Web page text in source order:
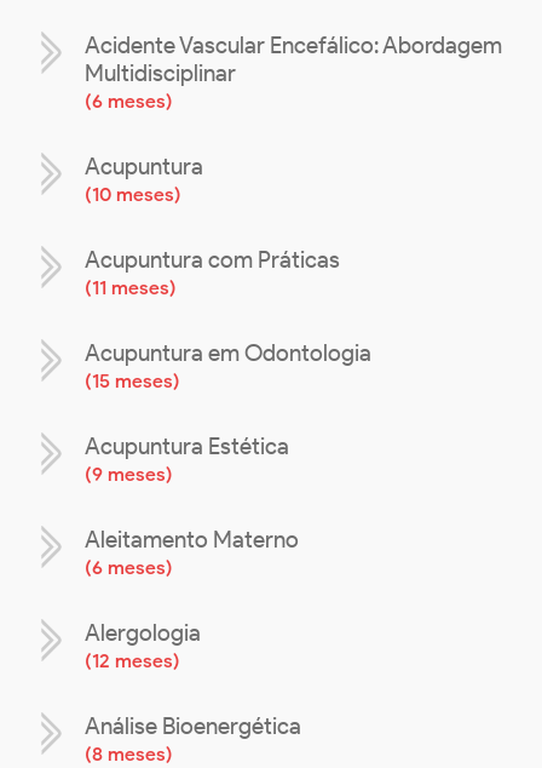
Acidente Vascular Encefálico: Abordagem
Multidisciplinar
(6 meses)
Acupuntura
(10 meses)
Acupuntura com Práticas
(11 meses)
Acupuntura em Odontologia
(15 meses)
Acupuntura Estética
(9 meses)
Aleitamento Materno
(6 meses)
Alergologia
(12 meses)
Análise Bioenergética
(8 meses)